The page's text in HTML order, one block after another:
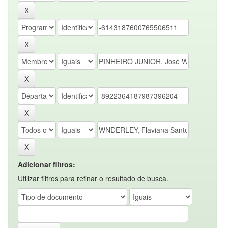
Adicionar filtros:
Utilizar filtros para refinar o resultado de busca.